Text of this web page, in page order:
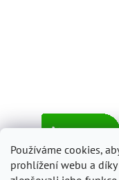
Používáme cookies,
prohlížení webu a